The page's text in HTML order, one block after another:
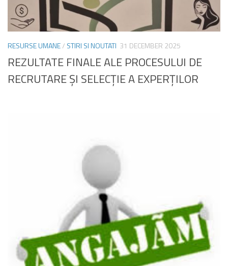
RESURSE UMANE/ STIRI SI NOUTATI 31 DECEMBER 2025
REZULTATE FINALE ALE PROCESULUI DE
RECRUTARE ŞI SELECŢIE A EXPERŢILOR